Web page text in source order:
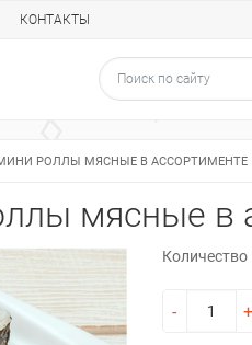
КОНТАКТЫ
РОЛЛЫ МЯСНЫЕ В АССОРТИМЕНТЕ
мясные в
Количество
- +